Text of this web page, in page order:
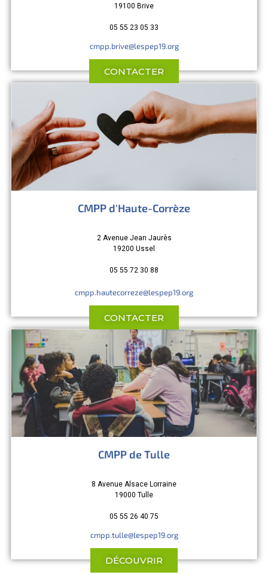
19100 Brive
05 55 23 05 33
cmpp.brive@lespep19.org
CONTACTER
CMPP d'Haute-Corrèze
2 Avenue Jean Jaurès
19200 Ussel
05 55 72 30 88
cmpp.hautecorreze@lespep19.org
CONTACTER
CMPP de Tulle
8 Avenue Alsace Lorraine
19000 Tulle
05 55 26 40 75
cmpp.tulle@lespep19.org
DÉCOUVRIR